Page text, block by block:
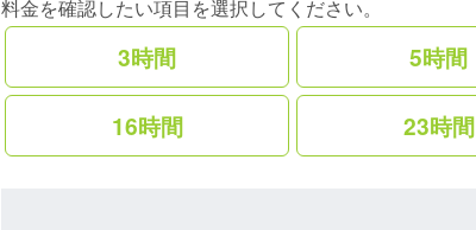
料金を確認したい項目を選択してください。
3時間 5時間
16時間 23時間